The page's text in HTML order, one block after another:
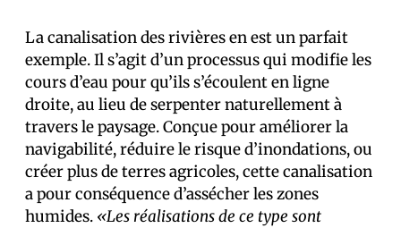
La canalisation des rivières en est un parfait
exemple. Il s’agit d’un processus qui modifie les
cours d’eau pour qu’ils s’écoulent en ligne
droite, au lieu de serpenter naturellement à
travers le paysage. Conçue pour améliorer la
navigabilité, réduire le risque d’inondations, ou
créer plus de terres agricoles, cette canalisation
a pour conséquence d’assécher les zones
humides. «Les réalisations de ce type sont